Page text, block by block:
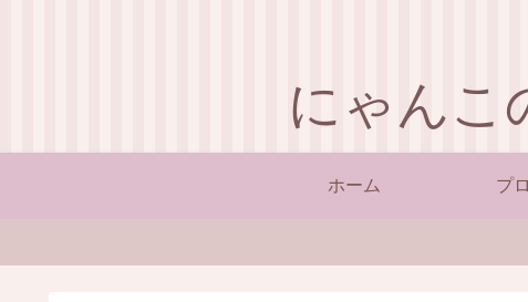
にゃんこ
ホーム プ